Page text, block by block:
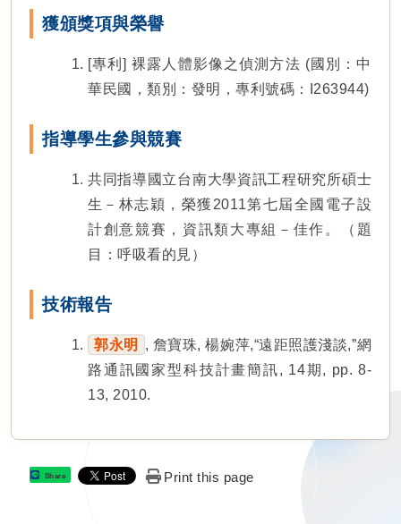
獲頒獎項與榮譽
[專利] 裸露人體影像之偵測方法 (國別：中
華民國，類別：發明，專利號碼：I263944)
指導學生參與競賽
共同指導國立台南大學資訊工程研究所碩士
生－林志穎，榮獲2011第七屆全國電子設
計創意競賽，資訊類大專組－佳作。（題
目：呼吸看的見）
技術報告
郭永明
, 詹寶珠, 楊婉萍,“遠距照護淺談,”網
路通訊國家型科技計畫簡訊, 14期, pp. 8-
13, 2010.
Share Print this page